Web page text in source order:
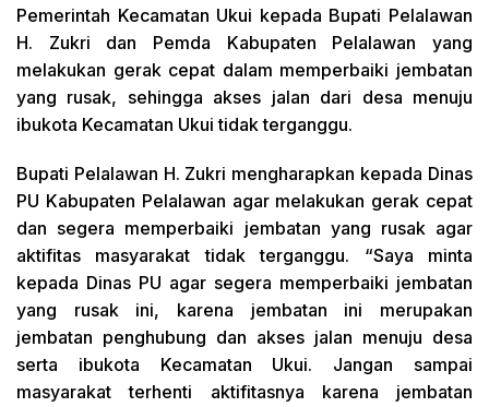
Pemerintah Kecamatan Ukui kepada Bupati Pelalawan
H. Zukri dan Pemda Kabupaten Pelalawan yang
melakukan gerak cepat dalam memperbaiki jembatan
yang rusak, sehingga akses jalan dari desa menuju
ibukota Kecamatan Ukui tidak terganggu.
Bupati Pelalawan H. Zukri mengharapkan kepada Dinas
PU Kabupaten Pelalawan agar melakukan gerak cepat
dan segera memperbaiki jembatan yang rusak agar
aktifitas masyarakat tidak terganggu. “Saya minta
kepada Dinas PU agar segera memperbaiki jembatan
yang rusak ini, karena jembatan ini merupakan
jembatan penghubung dan akses jalan menuju desa
serta ibukota Kecamatan Ukui. Jangan sampai
masyarakat terhenti aktifitasnya karena jembatan